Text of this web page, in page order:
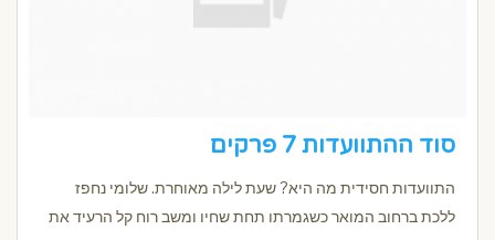
סוד ההתוועדות 7 פרקים
התוועדות חסידית מה היא? שעת לילה מאוחרת. שלומי נחפז
ללכת ברחוב המואר כשגמרתו תחת שחיו ומשב רוח קל הרעיד את